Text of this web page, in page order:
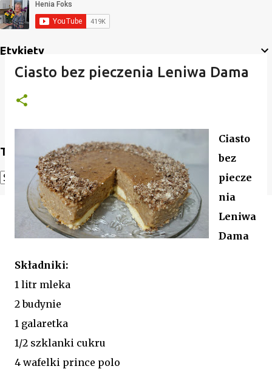
Etykiety
Translate
Powered by Translate
Ciasto bez pieczenia Leniwa Dama
Ciasto
bez
piecze
nia
Leniwa
Dama
Składniki:
1 litr mleka
2 budynie
1 galaretka
1/2 szklanki cukru
4 wafelki prince polo